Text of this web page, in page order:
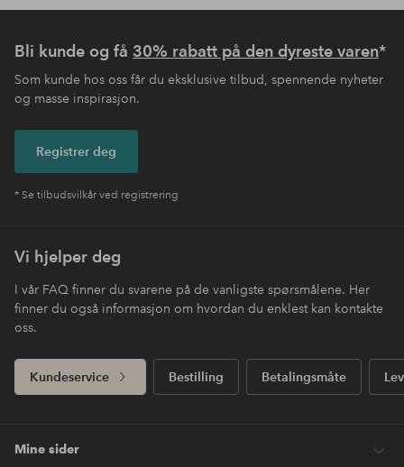
Bli kunde og få 30% rabatt på den dyreste varen*
Som kunde hos oss får du eksklusive tilbud, spennende nyheter
og masse inspirasjon.
Registrer deg
* Se tilbudsvilkår ved registrering
Vi hjelper deg
I vår FAQ finner du svarene på de vanligste spørsmålene. Her
finner du også informasjon om hvordan du enklest kan kontakte
oss.
Kundeservice Bestilling Betalingsmåte
Mine sider